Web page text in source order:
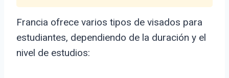
Francia ofrece varios tipos de visados para
estudiantes, dependiendo de la duración y el
nivel de estudios: